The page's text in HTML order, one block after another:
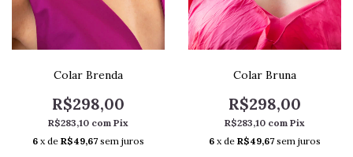
Colar Brenda
R$298,00
R$283,10 com Pix
6 x de R$49,67 sem juros
Colar Bruna
R$298,00
R$283,10 com Pix
6 x de R$49,67 sem juros